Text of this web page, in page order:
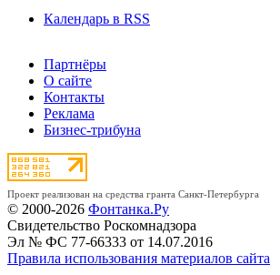
Календарь в RSS
Партнёры
О сайте
Контакты
Реклама
Бизнес-трибуна
Проект реализован на средства гранта Санкт-Петербурга
© 2000-2026 Фонтанка.Ру
Свидетельство Роскомнадзора
Эл № ФС 77-66333 от 14.07.2016
Правила использования материалов сайта